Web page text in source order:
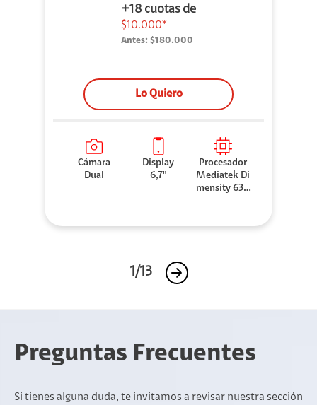
+18 cuotas de
$10.000*
Antes: $180.000
Lo Quiero
Cámara
Dual
Display
6,7"
Procesador
Mediatek Di
mensity 630
1/13
Preguntas Frecuentes
Si tienes alguna duda, te invitamos a revisar nuestra sección